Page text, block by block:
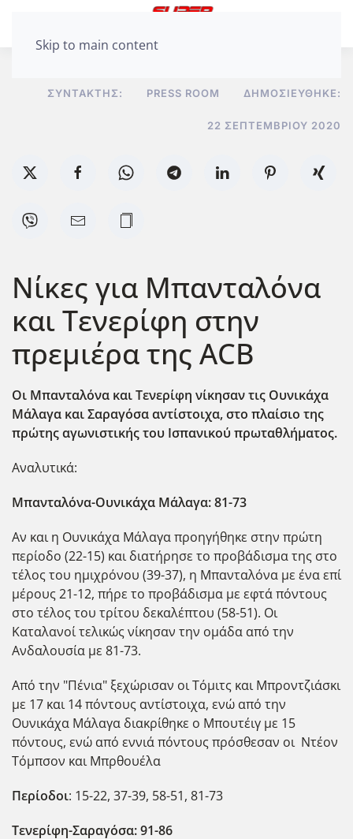
Skip to main content
ΣΥΝΤΆΚΤΗΣ: PRESS ROOM ΔΗΜΟΣΙΕΎΘΗΚΕ:
22 ΣΕΠΤΕΜΒΡΊΟΥ 2020
Νίκες για Μπανταλόνα
και Τενερίφη στην
πρεμιέρα της ACB
Οι Μπανταλόνα και Τενερίφη νίκησαν τις Ουνικάχα
Μάλαγα και Σαραγόσα αντίστοιχα, στο πλαίσιο της
πρώτης αγωνιστικής του Ισπανικού πρωταθλήματος.
Αναλυτικά:
Μπανταλόνα-Ουνικάχα Μάλαγα: 81-73
Αν και η Ουνικάχα Μάλαγα προηγήθηκε στην πρώτη
περίοδο (22-15) και διατήρησε το προβάδισμα της στο
τέλος του ημιχρόνου (39-37), η Μπανταλόνα με ένα επί
μέρους 21-12, πήρε το προβάδισμα με εφτά πόντους
στο τέλος του τρίτου δεκαλέπτου (58-51). Οι
Καταλανοί τελικώς νίκησαν την ομάδα από την
Ανδαλουσία με 81-73.
Από την "Πένια" ξεχώρισαν οι Τόμιτς και Μπροντζιάσκι
με 17 και 14 πόντους αντίστοιχα, ενώ από την
Ουνικάχα Μάλαγα διακρίθηκε ο Μπουτέιγ με 15
πόντους, ενώ από εννιά πόντους πρόσθεσαν οι Ντέον
Τόμπσον και Μπρθουέλα
Περίοδοι: 15-22, 37-39, 58-51, 81-73
Τενερίφη-Σαραγόσα: 91-86